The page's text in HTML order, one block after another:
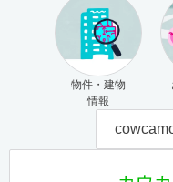
物件・建物
情報